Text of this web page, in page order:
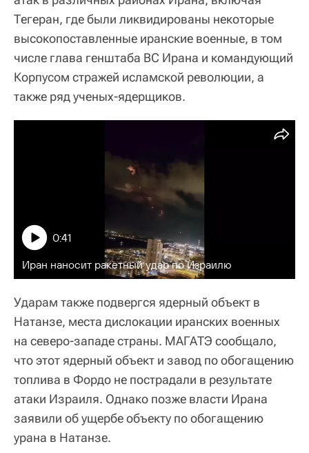
Тегеран, где были ликвидированы некоторые
высокопоставленные иранские военные, в том
числе глава генштаба ВС Ирана и командующий
Корпусом стражей исламской революции, а
также ряд ученых-ядерщиков.
Иран наносит ракетный удар по Израилю
0:41
Ударам также подвергся ядерный объект в
Натанзе, места дислокации иранских военных
на северо-западе страны. МАГАТЭ сообщало,
что этот ядерный объект и завод по обогащению
топлива в Фордо не пострадали в результате
атаки Израиля. Однако позже власти Ирана
заявили об ущербе объекту по обогащению
урана в Натанзе.